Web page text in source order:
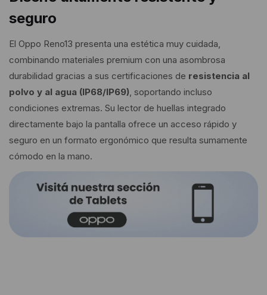
seguro
El Oppo Reno13 presenta una estética muy cuidada,
combinando materiales premium con una asombrosa
durabilidad gracias a sus certificaciones de resistencia al
polvo y al agua (IP68/IP69), soportando incluso
condiciones extremas. Su lector de huellas integrado
directamente bajo la pantalla ofrece un acceso rápido y
seguro en un formato ergonómico que resulta sumamente
cómodo en la mano.